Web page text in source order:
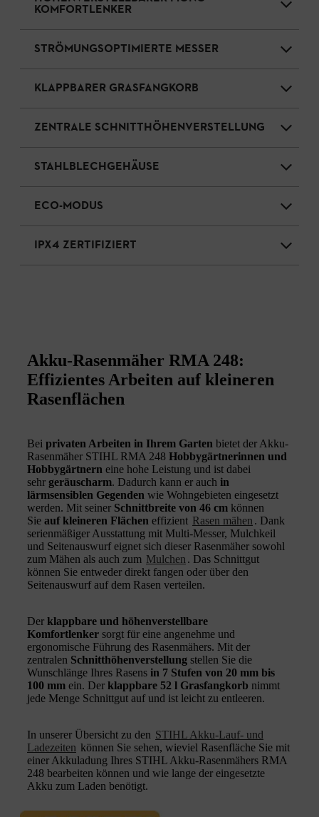
KOMFORTLENKER
STRÖMUNGSOPTIMIERTE MESSER
KLAPPBARER GRASFANGKORB
ZENTRALE SCHNITTHÖHENVERSTELLUNG
STAHLBLECHGEHÄUSE
ECO-MODUS
IPX4 ZERTIFIZIERT
Akku-Rasenmäher RMA 248:
Effizientes Arbeiten auf kleineren
Rasenflächen
Bei privaten Arbeiten in Ihrem Garten bietet der Akku-
Rasenmäher STIHL RMA 248 Hobbygärtnerinnen und
Hobbygärtnern eine hohe Leistung und ist dabei
sehr geräuscharm. Dadurch kann er auch in
lärmsensiblen Gegenden wie Wohngebieten eingesetzt
werden. Mit seiner Schnittbreite von 46 cm können
Sie auf kleineren Flächen effizient Rasen mähen . Dank
serienmäßiger Ausstattung mit Multi-Messer, Mulchkeil
und Seitenauswurf eignet sich dieser Rasenmäher sowohl
zum Mähen als auch zum Mulchen . Das Schnittgut
können Sie entweder direkt fangen oder über den
Seitenauswurf auf dem Rasen verteilen.
Der klappbare und höhenverstellbare
Komfortlenker sorgt für eine angenehme und
ergonomische Führung des Rasenmähers. Mit der
zentralen Schnitthöhenverstellung stellen Sie die
Wunschlänge Ihres Rasens in 7 Stufen von 20 mm bis
100 mm ein. Der klappbare 52 l Grasfangkorb nimmt
jede Menge Schnittgut auf und ist leicht zu entleeren.
In unserer Übersicht zu den STIHL Akku-Lauf- und
Ladezeiten können Sie sehen, wieviel Rasenfläche Sie mit
einer Akkuladung Ihres STIHL Akku-Rasenmähers RMA
248 bearbeiten können und wie lange der eingesetzte
Akku zum Laden benötigt.